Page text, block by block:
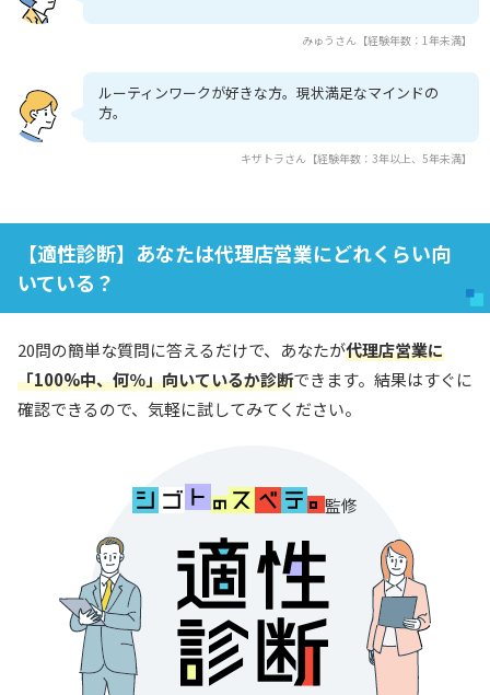
みゅうさん【経験年数：1年未満】
ルーティンワークが好きな方。現状満足なマインドの
方。
キザトラさん【経験年数：3年以上、5年未満】
【適性診断】あなたは代理店営業にどれくらい向
いている？
20問の簡単な質問に答えるだけで、あなたが代理店営業に
「100%中、何％」向いているか診断できます。結果はすぐに
確認できるので、気軽に試してみてください。
監修